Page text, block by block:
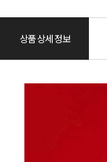
상품 상세 정보